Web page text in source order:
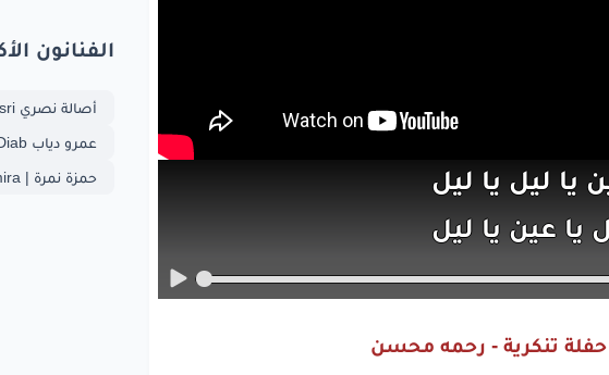
يا ليل يا ليل
يا عين يا ليل
مشاحلىحاجه
حفلة تنكرية - رحمه محسن
الفنانون
أصالة نصري Assala Nasri
عمرو دياب Amr Diab
حمزة نمرة | Hamza Namira